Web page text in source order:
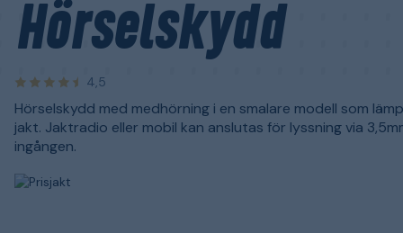
Hörselskydd
4,5
Hörselskydd med medhörning i en smalare modell som
jakt. Jaktradio eller mobil kan anslutas för lyssning via
ingången.